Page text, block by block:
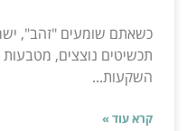
כשאתם שומעים "זהב",
תכשיטים נוצצים, מטבעות
השקעות...
קרא עוד »